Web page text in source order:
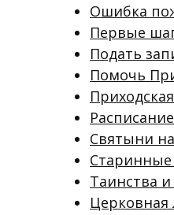
Ошибка
Первые
Подать
Помочь
Святыни
Старинные
Таинства
Церковная